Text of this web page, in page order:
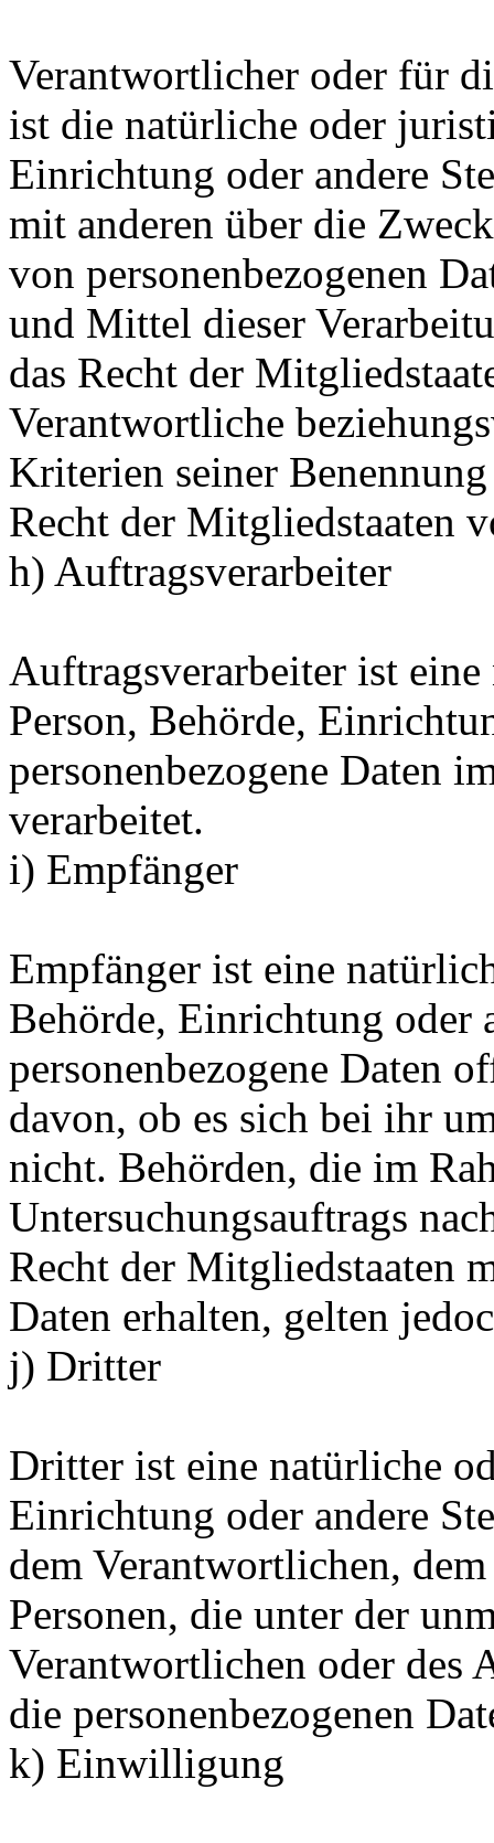
Verantwortlicher oder für
ist die natürliche oder
Einrichtung oder andere
mit anderen über die
von personenbezogenen
und Mittel dieser
das Recht der
Verantwortliche
Kriterien seiner
Recht der Mitgliedstaaten
h) Auftragsverarbeiter
Auftragsverarbeiter ist
Person, Behörde,
personenbezogene Daten
verarbeitet.
i) Empfänger
Empfänger ist eine
Behörde, Einrichtung oder
personenbezogene Daten
davon, ob es sich bei ihr
nicht. Behörden, die im
Untersuchungsauftrags
Recht der Mitgliedstaaten
Daten erhalten, gelten
j) Dritter
Dritter ist eine natürliche
Einrichtung oder andere
dem Verantwortlichen,
Personen, die unter der
Verantwortlichen oder des
die personenbezogenen
k) Einwilligung